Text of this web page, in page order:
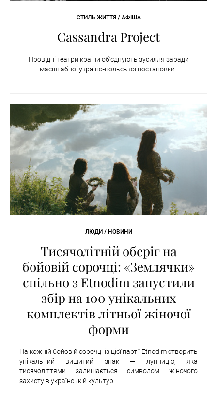
СТИЛЬ ЖИТТЯ / АФІША
Cassandra Project
Провідні театри країни об’єднують зусилля заради
масштабної україно-польської постановки
ЛЮДИ / НОВИНИ
Тисячолітній оберіг на
бойовій сорочці: «Землячки»
спільно з Etnodim запустили
збір на 100 унікальних
комплектів літньої жіночої
форми
На кожній бойовій сорочці із цієї партії Etnodim створить
унікальний вишитий знак — лунницю, яка
тисячоліттями залишається символом жіночого
захисту в українській культурі